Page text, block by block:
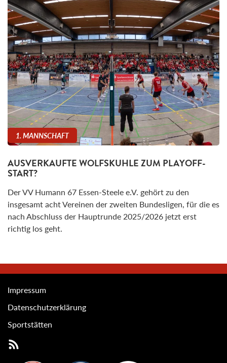
1. MANNSCHAFT
AUSVERKAUFTE WOLFSKUHLE ZUM PLAYOFF-
START?
Der VV Humann 67 Essen-Steele e.V. gehört zu den
insgesamt acht Vereinen der zweiten Bundesligen, für die es
nach Abschluss der Hauptrunde 2025/2026 jetzt erst
richtig los geht.
Impressum
Datenschutzerklärung
Sportstätten